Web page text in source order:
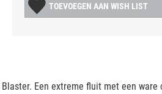
TOEVOEGEN AAN WISH LIST
Een extreme fluit met een ware